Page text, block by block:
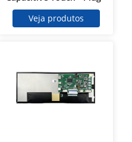
& Play Display Industrial
Veja produtos